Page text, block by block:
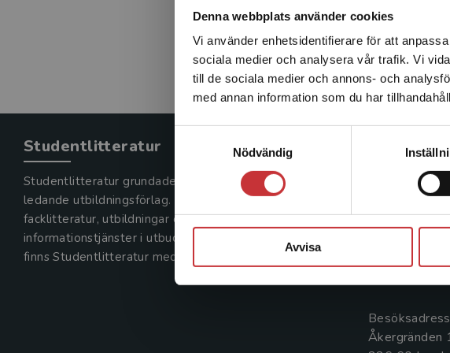
Denna webbplats använder cookies
Vi använder enhetsidentifierare för att
sociala medier och analysera vår trafik. Vi
till de sociala medier och annons- och
med annan information som du har
Nödvändig
Avvisa
Det verkar
enhet utanför
Sverige. För
Studentlitteratur
Studentlitteratur grundades 1963 och är idag Sveriges
ledande utbildningsförlag. Med läromedel, kurslitteratur,
facklitteratur, utbildningar och digitala
informationstjänster i utbudet,
finns Studentlitteratur med längs hela kunskapsresan.
Kontakta
Kontakta oss
046-31 20
Box 141
221 00 Lund
Åkergränden